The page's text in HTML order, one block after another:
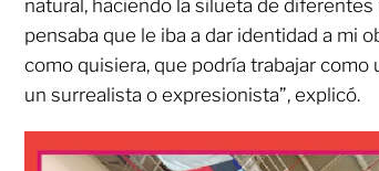
natural, haciendo la silueta de diferentes
pensaba que le iba a dar identidad a mi
como quisiera, que podría trabajar
un surrealista o expresionista”, explicó.